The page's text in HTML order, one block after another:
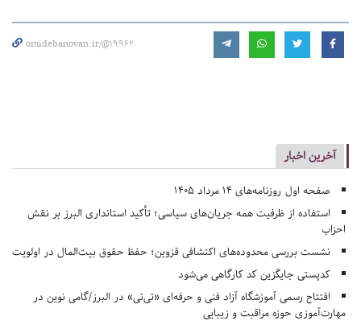
omidebanovan.ir/@19962
آخرین اخبار
صفحه اول روزنامه‌های 14 مرداد 1405
استفاده از ظرفیت همه جریان‌های سیاسی؛ تأکید استانداری البرز بر نقش
احزاب
نشست بررسی محدوده‌های اکتشافی قزوین؛ حفظ حقوق بیت‌المال در اولویت
کدپستی جایگزین کد کارگاهی می‌شود
افتتاح رسمی آموزشگاه آزاد فنی و حرفه‌ای «تی‌تی» در البرز/گامی نوین در
مهارت‌آموزی حوزه مراقبت و زیبایی